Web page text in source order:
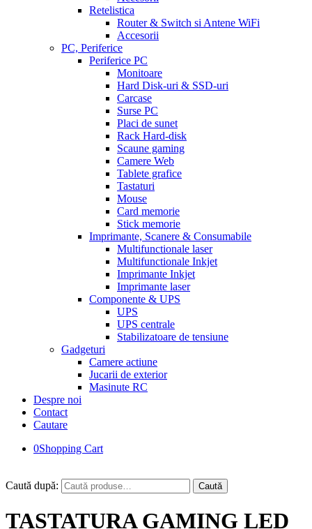
Retelistica
Router & Switch si Antene WiFi
Accesorii
PC, Periferice
Periferice PC
Monitoare
Hard Disk-uri & SSD-uri
Carcase
Surse PC
Placi de sunet
Rack Hard-disk
Scaune gaming
Camere Web
Tablete grafice
Tastaturi
Mouse
Card memorie
Stick memorie
Imprimante, Scanere & Consumabile
Multifunctionale laser
Multifunctionale Inkjet
Imprimante Inkjet
Imprimante laser
Componente & UPS
UPS
UPS centrale
Stabilizatoare de tensiune
Gadgeturi
Camere actiune
Jucarii de exterior
Masinute RC
Despre noi
Contact
Cautare
0Shopping Cart
Caută după: Caută
TASTATURA GAMING LED